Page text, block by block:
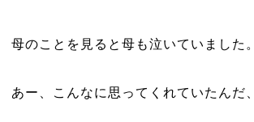
母のことを見ると母も泣いていました。
あー、こんなに思ってくれていたんだ、